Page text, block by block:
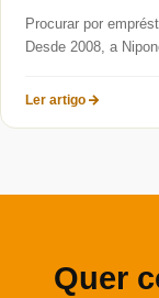
Procurar por
Desde 2008, a
Ler artigo
Quer